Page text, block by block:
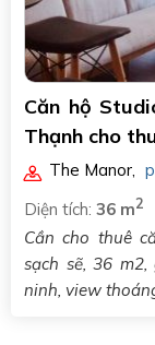
Căn hộ
Thạnh cho
The Manor,
Diện tích: 36 m2
Cần cho thuê
sạch sẽ, 36
ninh, view